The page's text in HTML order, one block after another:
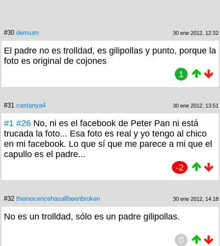
#30 demium 30 ene 2012, 12:32
El padre no es trolldad, es gilipollas y punto, porque la
foto es original de cojones
1
#31 castanya4 30 ene 2012, 13:51
#1 #26 No, ni es el facebook de Peter Pan ni está
trucada la foto... Esa foto es real y yo tengo al chico
en mi facebook. Lo que sí que me parece a mi que el
capullo es el padre...
-2
#32 theinocencehasallbeenbroken 30 ene 2012, 14:18
No es un trolldad, sólo es un padre gilipollas.
0